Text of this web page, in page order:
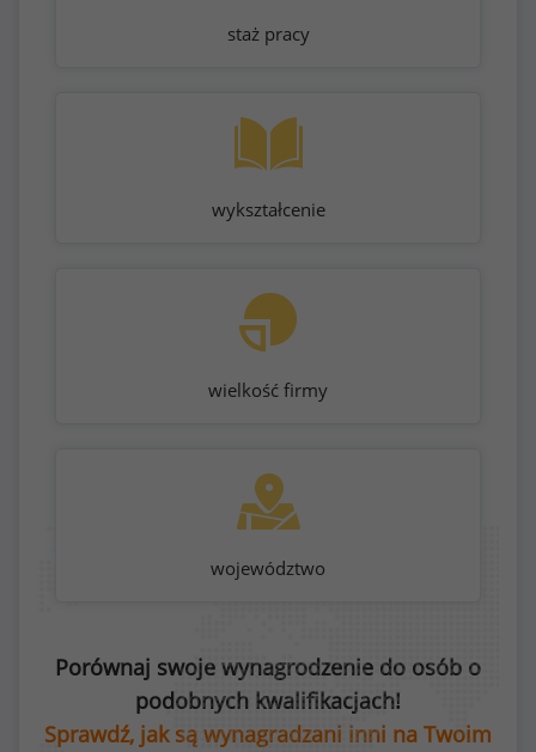
staż pracy
wykształcenie
wielkość firmy
województwo
Porównaj swoje wynagrodzenie do osób o
podobnych kwalifikacjach!
Sprawdź, jak są wynagradzani inni na Twoim